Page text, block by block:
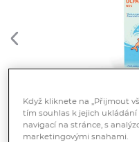
Když kliknete na „Přijmout
tím souhlas k jejich ukládání
navigací na stránce, s
marketingovými snahami.